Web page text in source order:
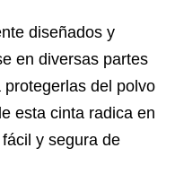
diseñados y
en diversas partes
del polvo
esta cinta radica en
y segura de